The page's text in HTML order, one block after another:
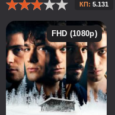
КП: 5.131
FHD (1080p)